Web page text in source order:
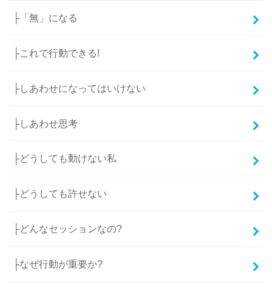
├「無」になる
├これで行動できる!
├しあわせになってはいけない
├しあわせ思考
├どうしても動けない私
├どうしても許せない
├どんなセッションなの?
├なぜ行動が重要か?